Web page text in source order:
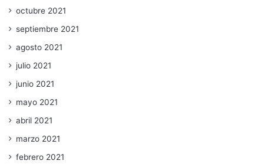
octubre 2021
septiembre 2021
agosto 2021
julio 2021
junio 2021
mayo 2021
abril 2021
marzo 2021
febrero 2021